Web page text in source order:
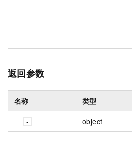
返回参数
名称 类型
object